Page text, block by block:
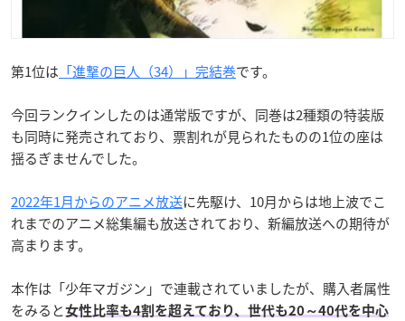
第1位は 「進撃の巨人（34）」完結巻です。
今回ランクインしたのは通常版ですが、同巻は2種類の特装版
も同時に発売されており、票割れが見られたものの1位の座は
揺るぎませんでした。
2022年1月からのアニメ放送に先駆け、10月からは地上波でこ
れまでのアニメ総集編も放送されており、新編放送への期待が
高まります。
本作は「少年マガジン」で連載されていましたが、購入者属性
をみると女性比率も4割を超えており、世代も20～40代を中心